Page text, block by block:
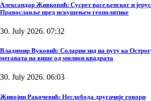
Александар Живковић: Сусрет васељенског и
Православље пред искушењем геополитике
30. July 2026. 07:32
Владимир Вуковић: Соларни зид на путу ка
мегавата на више од милион квадрата
30. July 2026. 06:03
Живојин Ракочевић: Неслобода другачије говори